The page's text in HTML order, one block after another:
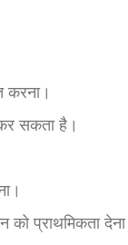
करना।
सकता है।
को प्राथमिकता